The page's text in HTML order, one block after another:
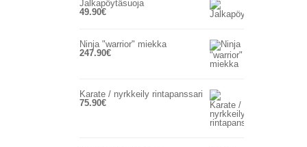
Jalkapöytäsuoja
49.90€
Ninja "warrior" miekka
247.90€
Karate / nyrkkeily rintapanssari
75.90€